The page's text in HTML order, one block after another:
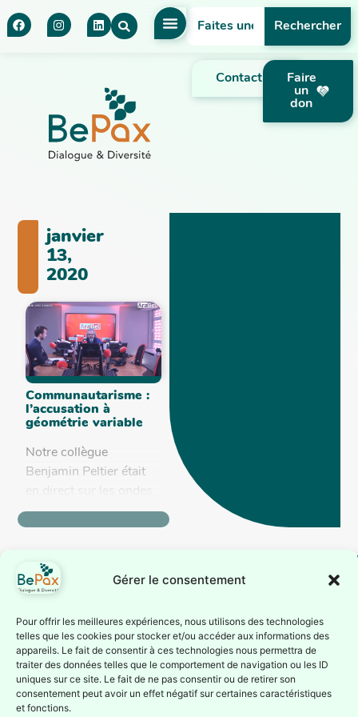
Gérer le consentement
Pour offrir les meilleures expériences, nous utilisons des technologies
telles que les cookies pour stocker et/ou accéder aux informations des
appareils. Le fait de consentir à ces technologies nous permettra de
traiter des données telles que le comportement de navigation ou les ID
uniques sur ce site. Le fait de ne pas consentir ou de retirer son
consentement peut avoir un effet négatif sur certaines caractéristiques
et fonctions.
Contact
Faire
un
don
Rechercher
janvier
13,
2020
Communautarisme :
l’accusation à
géométrie variable
Notre collègue
Benjamin Peltier était
d'AraBel.fm pour parler
du premier numéro de
"Signes des Temps"
qui...
Suivez-nous
Inscrivez-vous à notre
newsletter ou suivez nous
sur nos réseaux sociaux
BePax est reconnue
comme association
d’éducation
permanente par la
Fédération Wallonie-